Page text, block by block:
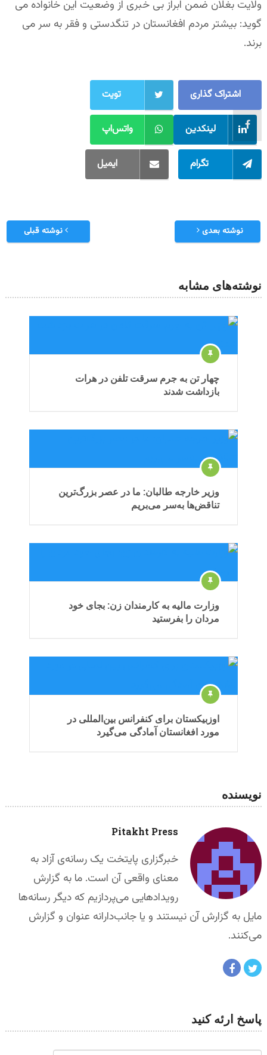
ولایت بغلان ضمن ابراز بی خبری از وضعیت این خانواده می
گوید: بیشتر مردم افغانستان در تنگدستی و فقر به سر می
برند.
اشتراک گذاری تویت
لینکدین واتس‌اپ
تگرام ایمیل
نوشته قبلی نوشته بعدی
نوشته‌های مشابه
چهار تن به جرم سرقت تلفن در هرات
بازداشت شدند
وزیر خارجه طالبان: ما در عصر بزرگ‌ترین
تناقض‌ها به‌سر می‌بریم
وزارت مالیه به کارمندان زن: بجای خود
مردان را بفرستید
اوزبیکستان برای کنفرانس بین‌المللی در
مورد افغانستان آمادگی می‌گیرد
نویسنده
Pitakht Press
خبرگزاری پایتخت یک رسانه‌ی آزاد به
معنای واقعی آن است. ما به گزارش
رویدادهایی می‌پردازیم که دیگر رسانه‌ها
مایل به گزارش آن نیستند و یا جانب‌دارانه عنوان و گزارش
می‌کنند.
پاسخ ارئه کنید